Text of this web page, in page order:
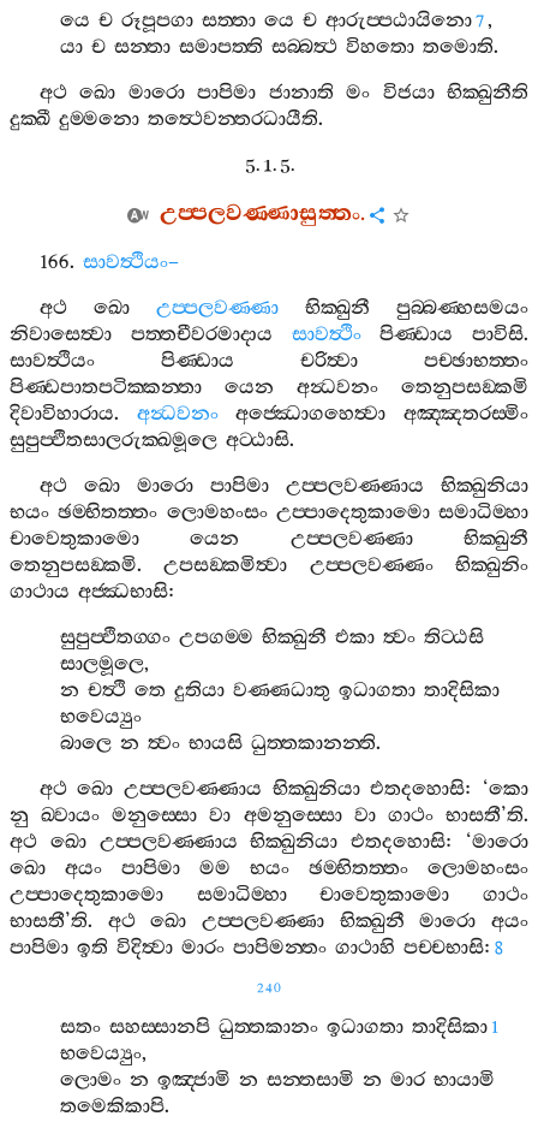
යෙ ච රූපූපගා සත‍්තා යෙ ච ආරුප‍්පඨායිනො7,
යා ච සන‍්තා සමාපත‍්ති සබ‍්බත්‍ථ විහතො තමොති.
අථ ඛො මාරො පාපිමා ජානාති මං විජයා භික‍්ඛුනීති
දුක‍්ඛී දුම‍්මනො තත්‍ථෙවන‍්තරධායීති.
5. 1. 5.
උප‍්පලවණ‍්ණාසුත‍්තං.
166. සාවත්‍ථියං–
අථ
ඛො උප‍්පලවණ‍්ණා භික‍්ඛුනී
පුබ‍්බණ‍්හසමයං
නිවාසෙත්‍වා
පත‍්තචීවරමාදාය සාවත්‍ථිං පිණ‍්ඩාය පාවිසි.
සාවත්‍ථියං
පිණ‍්ඩාය චරිත්‍වා
පච‍්ඡාභත‍්තං
පිණ‍්ඩපාතපටික‍්කන‍්තා
යෙන අන්‍ධවනං
තෙනුපසඞ‍්කමි
දිවාවිහාරාය. අන්‍ධවනං අජ‍්ඣොගහෙත්‍වා
අඤ‍්ඤතරස‍්මිං
සුපුප‍්ඵිතසාලරුක‍්ඛමූලෙ අට‍්ඨාසි.
අථ
ඛො මාරො පාපිමා උප‍්පලවණ‍්ණාය
භික‍්ඛුනියා
භයං ඡම‍්භිතත‍්තං ලොමහංසං උප‍්පාදෙතුකාමො සමාධිම‍්හා
චාවෙතුකාමො
යෙන උප‍්පලවණ‍්ණා
භික‍්ඛුනී
තෙනුපසඞ‍්කමි.උපසඞ‍්කමිත්‍වා උප‍්පලවණ‍්ණං
භික‍්ඛුනිං
ගාථාය අජ‍්ඣභාසි:
සුපුප‍්ඵිතග‍්ගං උපගම‍්ම භික‍්ඛුනී එකා ත්‍වං තිට‍්ඨසි
සාලමූලෙ,
න චත්‍ථි තෙ දුතියා වණ‍්ණධාතු ඉධාගතා තාදිසිකා
භවෙය්‍යුං
බාලෙ න ත්‍වං භායසි ධුත‍්තකානන‍්ති.
අථ ඛො උප‍්පලවණ‍්ණාය භික‍්ඛුනියා එතදහොසි: ‘කො
නු ඛ‍්වායං මනුස‍්සො වා අමනුස‍්සො වා ගාථං භාසතී’ති.
අථ ඛො උප‍්පලවණ‍්ණාය භික‍්ඛුනියා එතදහොසි: ‘මාරො
ඛො
අයං පාපිමා මම භයං ඡම‍්භිතත‍්තං
ලොමහංසං
උප‍්පාදෙතුකාමො
සමාධිම‍්හා චාවෙතුකාමො
ගාථං
භාසතී’ති. අථ ඛො උප‍්පලවණ‍්ණා භික‍්ඛුනී මාරො
අයං
පාපිමා ඉති විදිත්‍වා මාරං පාපිමන‍්තං ගාථාහි පච‍්චභාසි: 8
240
සතං සහස‍්සානපි ධුත‍්තකානං ඉධාගතා තාදිසිකා 1
භවෙය්‍යුං,
ලොමං න ඉඤ‍්ජාමි න සන‍්තසාමි න මාර භායාමි
තමෙකිකාපි.